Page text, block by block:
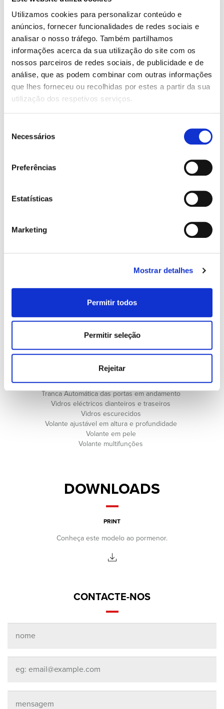
Utilizamos cookies para personalizar conteúdo e
anúncios, fornecer funcionalidades de redes sociais e
analisar o nosso tráfego. Também partilhamos
informações acerca da sua utilização do site com os
nossos parceiros de redes sociais, de publicidade e de
análise, que as podem combinar com outras informações
que lhes forneceu ou recolhidas por estes a partir da sua
utilização dos respetivos serviços.
Necessários
Preferências
Estatísticas
Marketing
Mostrar detalhes
Permitir todos
Permitir seleção
Rejeitar
LUGARES DIANTEIROS:
com ajuste elétrico
com memória
TETO:
Abrir elétrico
ISOFIX
Livro de revisões
Rádio
Retrovisores com regulação elétrica
Sensores de Estacionamento
Sistema de ajuda ao arranque em inclinação
Sistema de chave inteligente
Sistema de controle de pressão de pneus
Sistema de Navegação (GPS)
Tranca Automática das portas em andamento
Vidros eléctricos dianteiros e traseiros
Vidros escurecidos
Volante ajustável em altura e profundidade
Volante em pele
Volante multifunções
DOWNLOADS
PRINT
Conheça este modelo ao pormenor.
CONTACTE-NOS